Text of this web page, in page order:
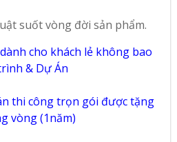
suốt vòng đời sản phẩm.
cho khách lẻ không bao
& Dự Án
thi công trọn gói được tặng
vòng (1năm)